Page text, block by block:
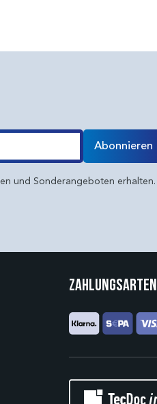
Abonnieren
und Sonderangeboten erhalten.
Zahlungsarten